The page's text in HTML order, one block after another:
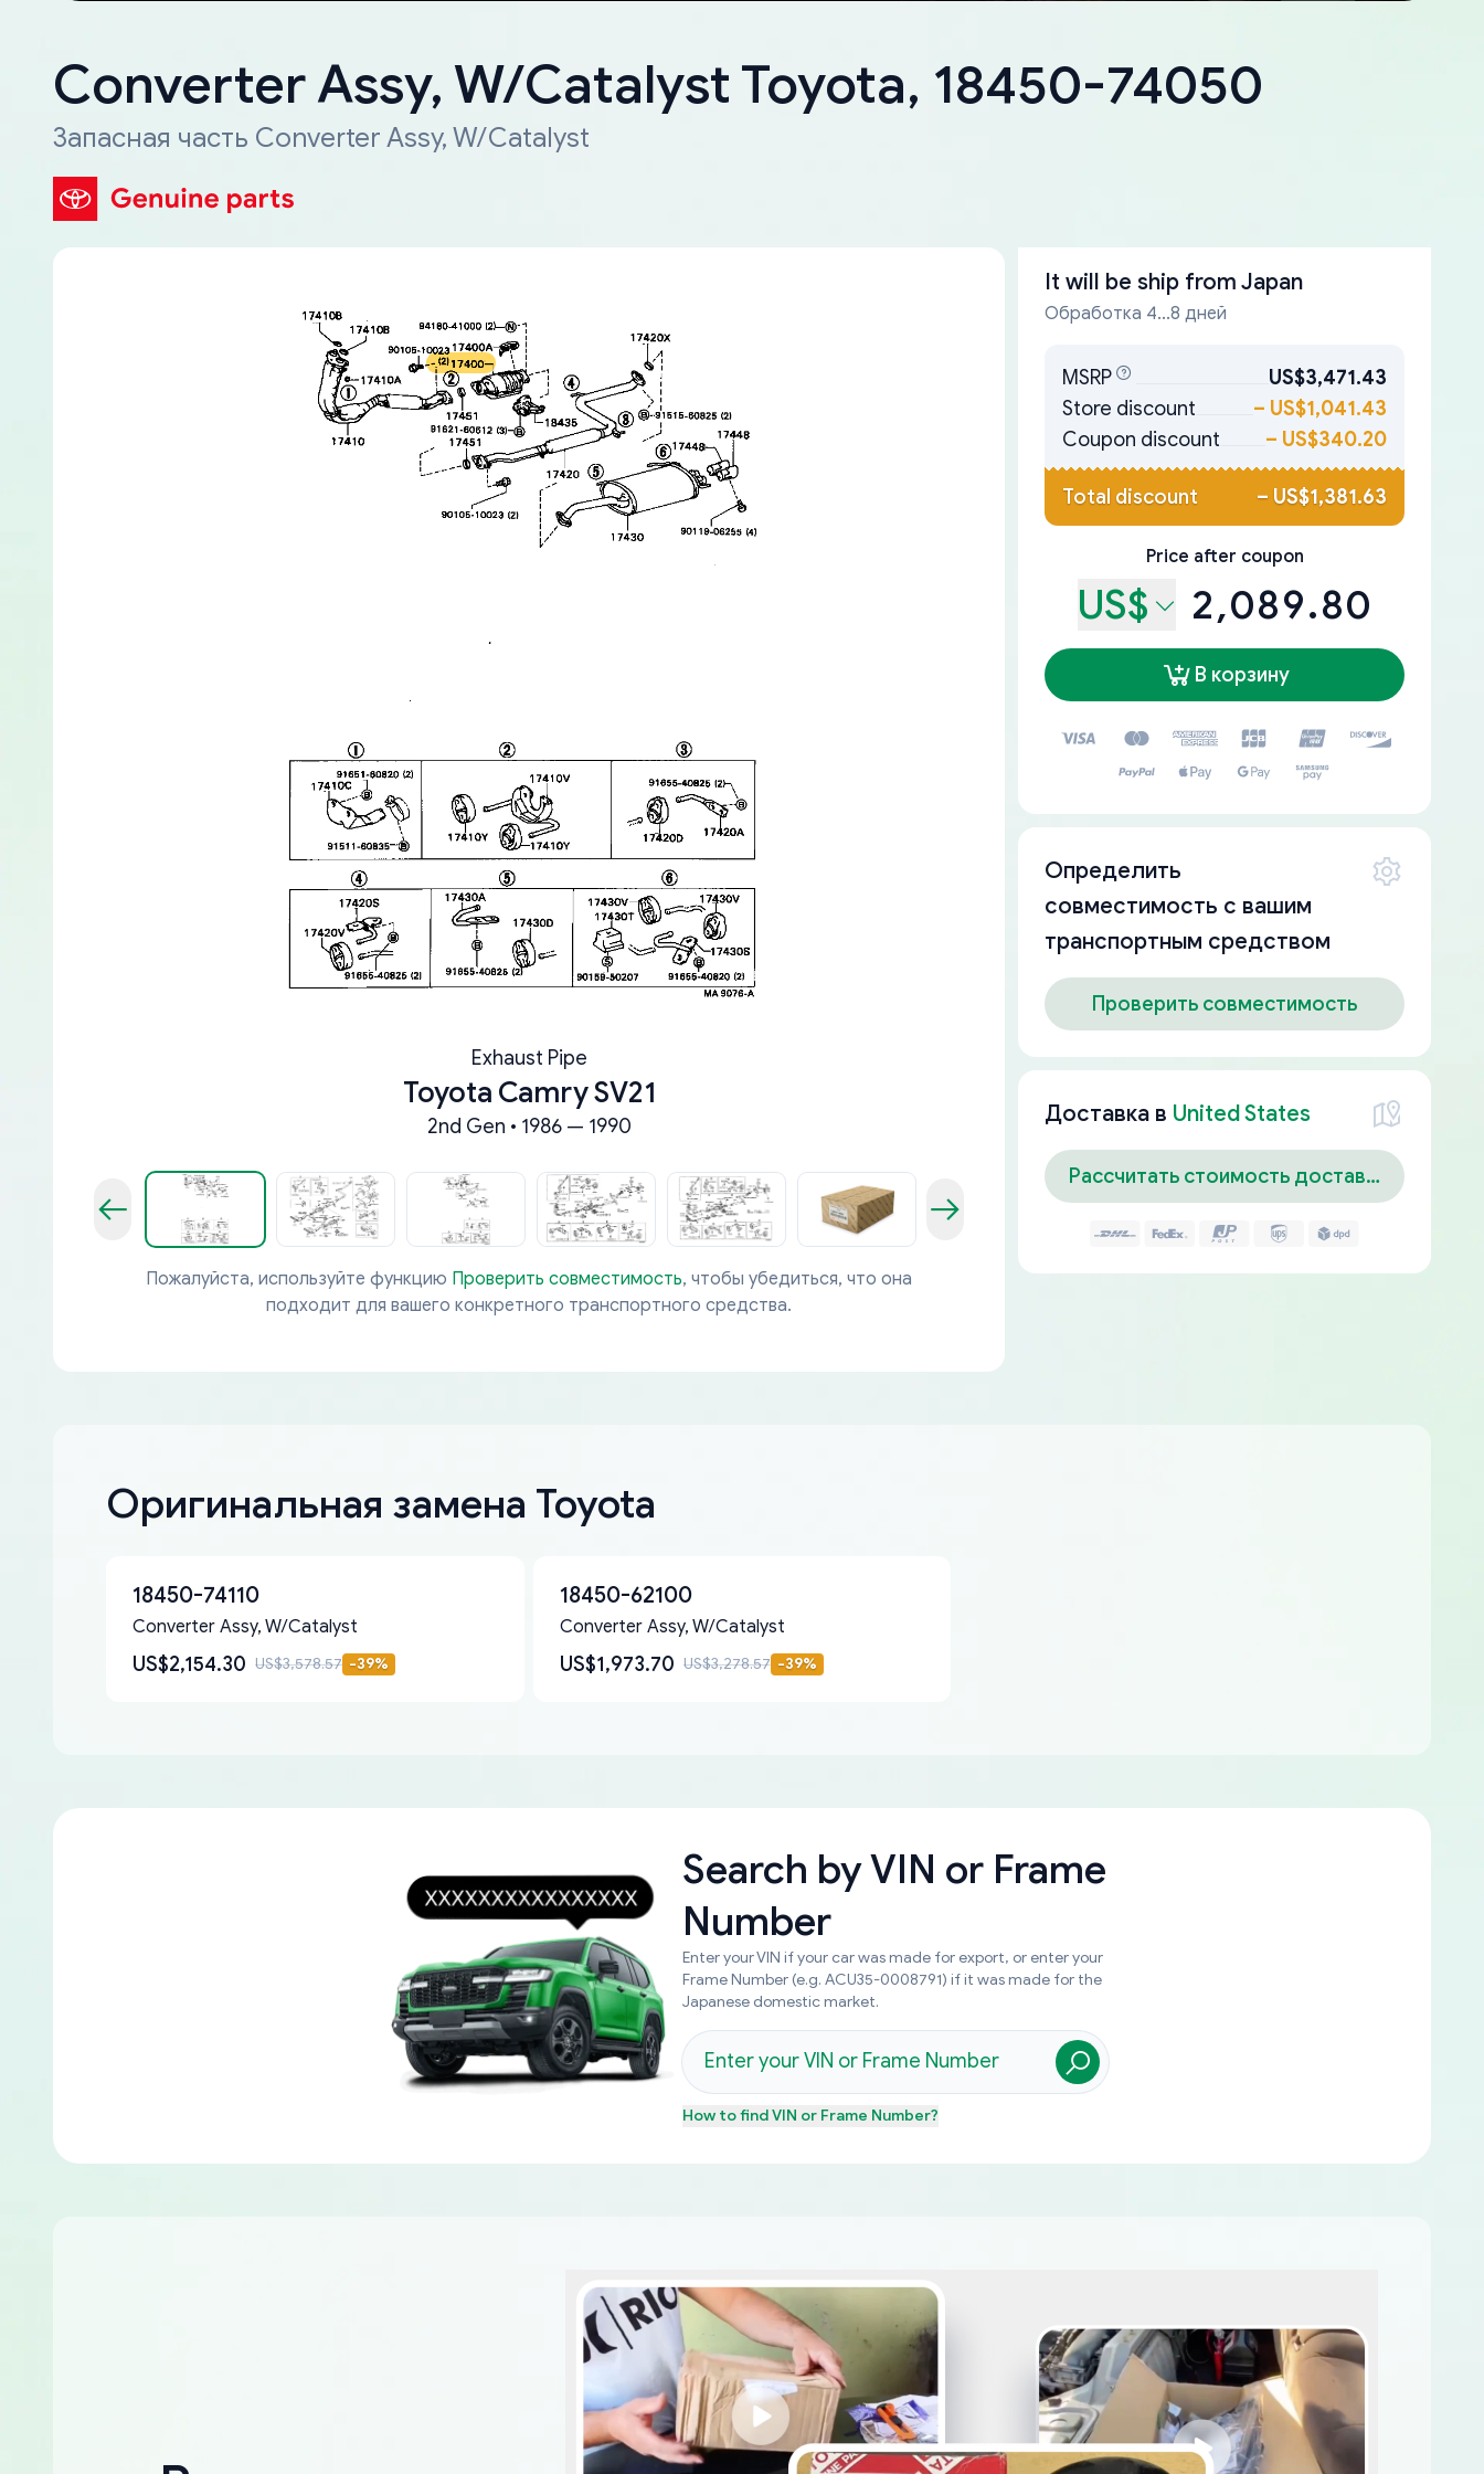
Converter Assy, W/Catalyst Toyota, 18450-74050
Запасная часть Converter Assy, W/Catalyst
Exhaust Pipe
Toyota Camry SV21
2nd Gen • 1986 — 1990
Пожалуйста, используйте функцию Проверить совместимость, чтобы убедиться, что она
подходит для вашего конкретного транспортного средства.
It will be ship from Japan
Обработка 4...8 дней
MSRP
US$3,471.43
Store discount
– US$1,041.43
Coupon discount
– US$340.20
Total discount – US$1,381.63
Price after coupon
US$ 2,089.80
В корзину
Определить
совместимость с вашим
транспортным средством
Проверить совместимость
Доставка в United States
Рассчитать стоимость доставки
Оригинальная замена Toyota
18450-74110
Converter Assy, W/Catalyst
US$2,154.30 US$3,578.57 -39%
18450-62100
Converter Assy, W/Catalyst
US$1,973.70 US$3,278.57 -39%
Search byVIN or Frame
Number
Enter your VIN if your car was made for export, or enter your
Frame Number (e.g. ACU35-0008791) if it was made for the
Japanese domestic market.
How to findVIN or Frame Number?